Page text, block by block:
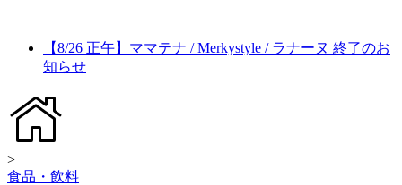
【8/26 正午】ママテナ / Merkystyle / ラナーヌ 終了のお
知らせ
>
食品・飲料